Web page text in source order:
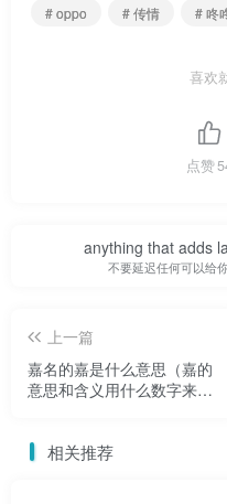
最真挚的祝福，用其他方
当然，如果你没有
和高颜值外观都在线。尤
谢谢~“咚咚爱”是
# oppo
# 传情 # 咚
喜欢
点赞
anything that adds
不要延迟任何可以给
上一篇
嘉名的嘉是什么意思（嘉的
意思和含义用什么数字来取
相关推荐